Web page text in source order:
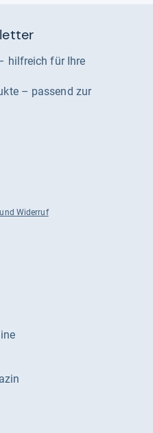
Widerruf